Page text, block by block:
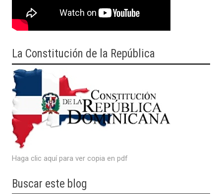
La Constitución de la República
Haga clic aquí para ver copia en pdf
Buscar este blog